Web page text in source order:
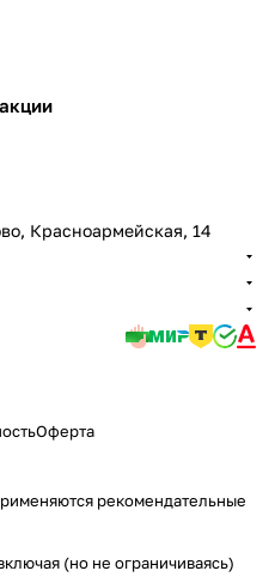
Красноармейская, 14
Оферта
рекомендательные
(но не ограничиваясь)